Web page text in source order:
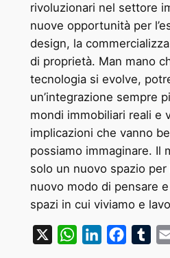
rivoluzionari nel settore
nuove opportunità per
design, la
di proprietà. Man mano
tecnologia si evolve,
un’integrazione sempre
mondi immobiliari reali e
implicazioni che vanno
possiamo immaginare. Il
solo un nuovo spazio per
nuovo modo di pensare
spazi in cui viviamo e
WhatsAppLinkedIn